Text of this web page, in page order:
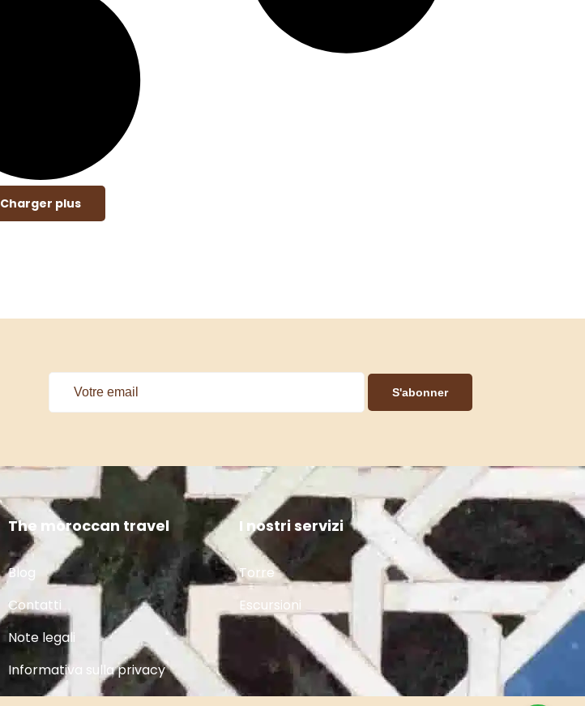
Charger plus
S'abonner
The moroccan travel
Blog
Contatti
Note legali
Informativa sulla privacy
I nostri servizi
Torre
Escursioni